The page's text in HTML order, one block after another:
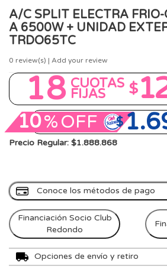
A/C SPLIT ELECTRA
A 6500W + UNIDAD
TRDO65TC
0 review(s) | Add your review
18 CUOTAS
FIJAS $
10%OFF $
Precio Regular: $1.888.868
Conoce los métodos de pago
Financiación Socio Club
Redondo
Opciones de envío y retiro